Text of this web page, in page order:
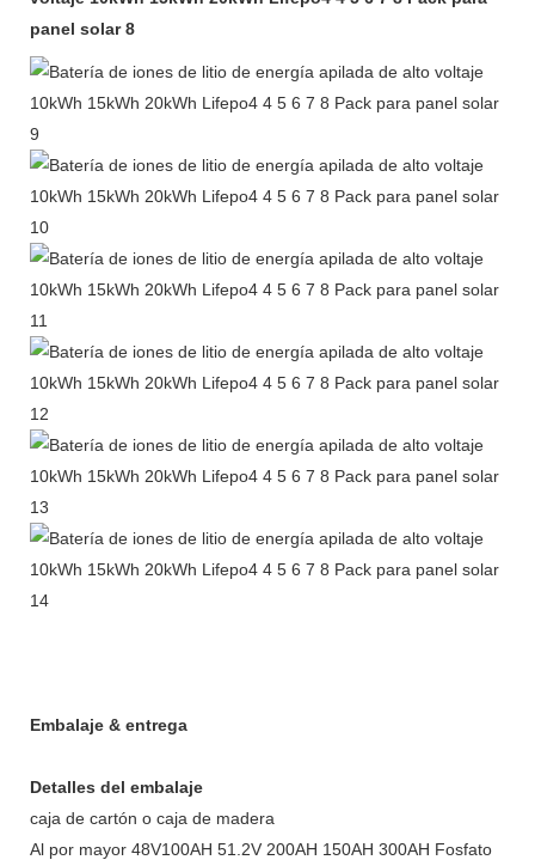
Embalaje & entrega
Detalles del embalaje
caja de cartón o caja de madera
Al por mayor 48V100AH ​​51.2V 200AH 150AH 300AH Fosfato